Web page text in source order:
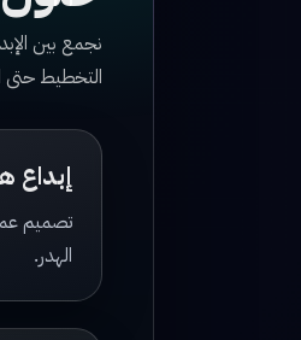
نجمع بين
التخطيط حتى
تصميم
الهدر.